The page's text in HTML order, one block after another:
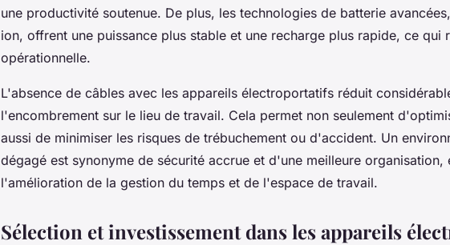
une productivité soutenue. De plus, les technologies de batterie
ion, offrent une puissance plus stable et une recharge plus rapide, ce
opérationnelle.
L'absence de câbles avec les appareils électroportatifs réduit
l'encombrement sur le lieu de travail. Cela permet non seulement
aussi de minimiser les risques de trébuchement ou d'accident. Un
dégagé est synonyme de sécurité accrue et d'une meilleure organisation,
l'amélioration de la gestion du temps et de l'espace de travail.
Sélection et investissement dans les appareils